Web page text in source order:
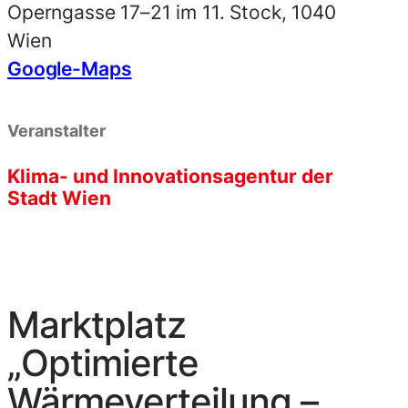
Operngasse 17–21 im 11. Stock, 1040
Wien
Google-Maps
Veranstalter
Klima- und Innovationsagentur der
Stadt Wien
Marktplatz
„Optimierte